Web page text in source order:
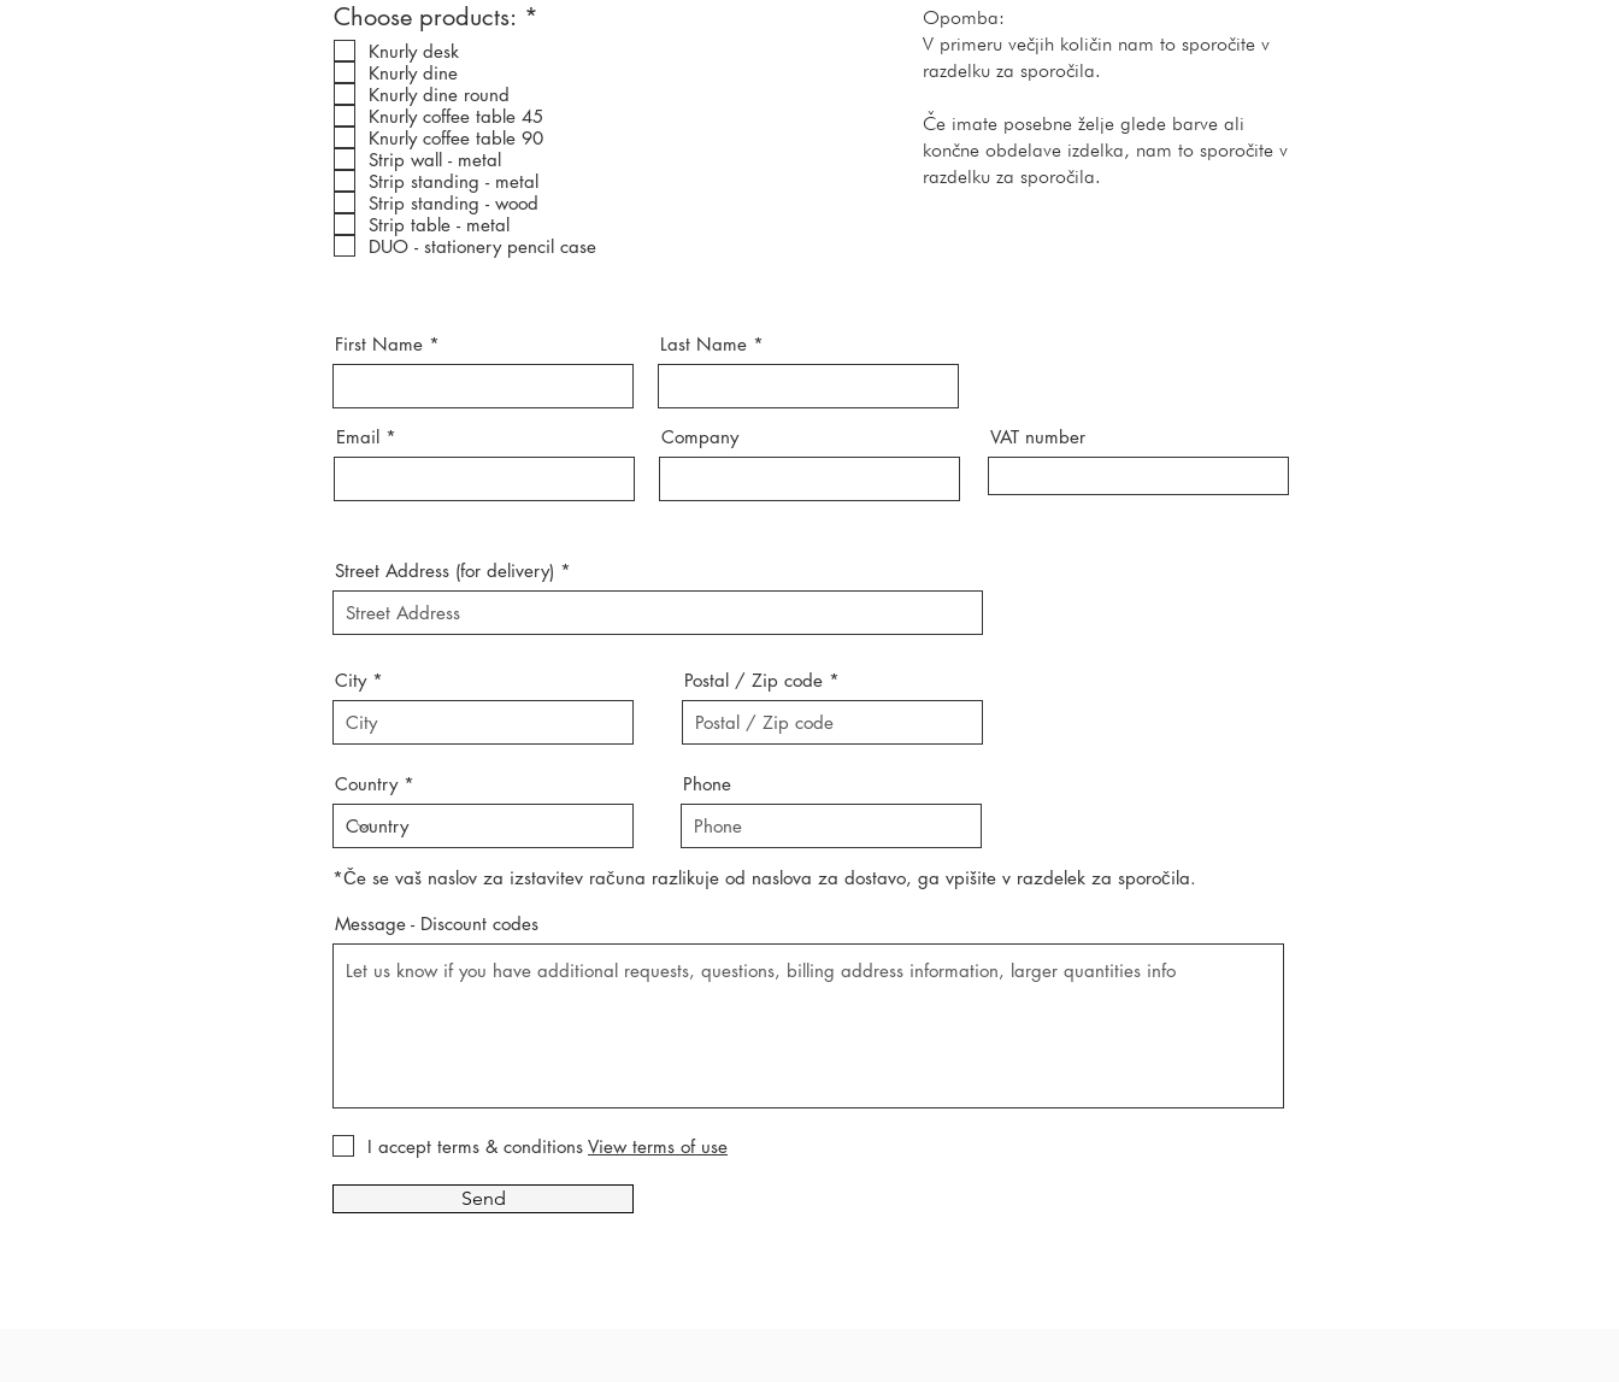
Choose products: *
z
n
Knurly desk
Knurly dine
Knurly dine round
Knurly coffee table 45
Knurly coffee table 90
Strip wall - metal
Strip standing - metal
Strip standing - wood
Strip table - metal
DUO - stationery pencil case
Opomba:
V primeru večjih količin nam to sporočite v
razdelku za sporočila.
Če imate posebne želje glede barve ali
končne obdelave izdelka, nam to sporočite v
razdelku za sporočila.
First Name Last Name
Email Company VAT number
Street Address (for delivery)
City
Country
Postal / Zip code
Phone
*Če se vaš naslov za izstavitev računa razlikuje od naslova za dostavo, ga vpišite v razdelek za sporočila.
Message - Discount codes
I accept terms & conditions View terms of use
Send